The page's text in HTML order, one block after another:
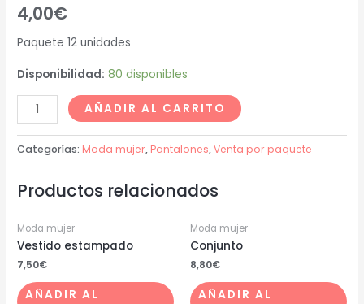
4,00€
Paquete 12 unidades
Disponibilidad: 80 disponibles
AÑADIR AL CARRITO
Categorías: Moda mujer, Pantalones,Venta por paquete
Productos relacionados
Moda mujer
Vestido estampado
7,50€
AÑADIR AL
Moda mujer
Conjunto
8,80€
AÑADIR AL